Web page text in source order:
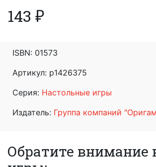
143 ₽
ISBN: 01573
Артикул: p1426375
Серия: Настольные игры
Издатель: Группа компаний
Обратите внимание